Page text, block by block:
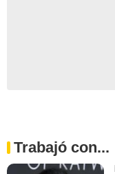
Trabajó con...